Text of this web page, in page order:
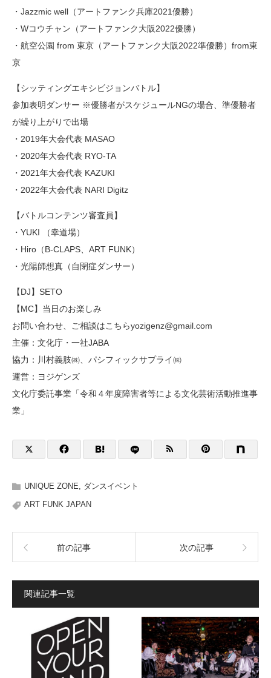
・Jazzmic well（アートファンク兵庫2021優勝）
・Wコウチャン（アートファンク大阪2022優勝）
・航空公園 from 東京（アートファンク大阪2022準優勝）from東
京
【シッティングエキシビジョンバトル】
参加表明ダンサー ※優勝者がスケジュールNGの場合、準優勝者
が繰り上がりで出場
・2019年大会代表 MASAO
・2020年大会代表 RYO-TA
・2021年大会代表 KAZUKI
・2022年大会代表 NARI Digitz
【バトルコンテンツ審査員】
・YUKI （幸道場）
・Hiro（B-CLAPS、ART FUNK）
・光陽師想真（自閉症ダンサー）
【DJ】SETO
【MC】当日のお楽しみ
お問い合わせ、ご相談はこちらyozigenz@gmail.com
主催：文化庁・一社JABA
協力：川村義肢㈱、パシフィックサプライ㈱
運営：ヨジゲンズ
文化庁委託事業「令和４年度障害者等による文化芸術活動推進事
業」
UNIQUE ZONE
ダンスイベント
ART FUNK JAPAN
前の記事 次の記事
関連記事一覧